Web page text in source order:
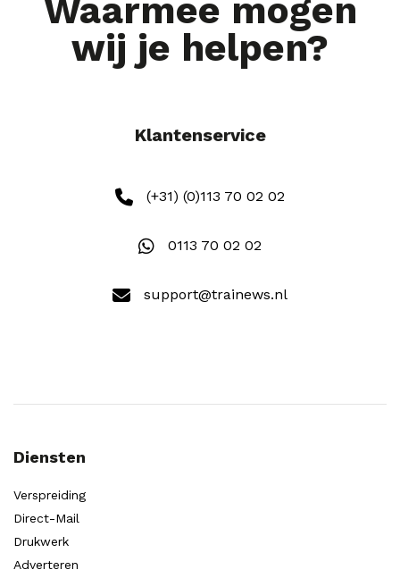
Waarmee mogen
wij je helpen?
Klantenservice
(+31) (0)113 70 02 02
0113 70 02 02
support@trainews.nl
Diensten
Verspreiding
Direct-Mail
Drukwerk
Adverteren